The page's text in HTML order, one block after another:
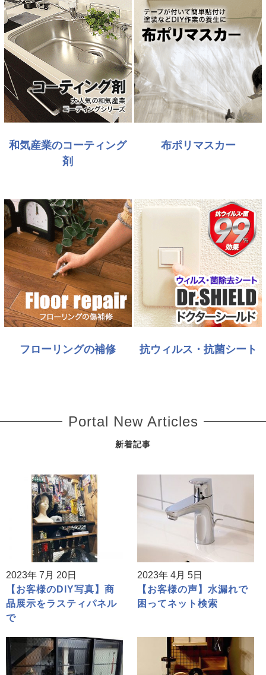
和気産業のコーティング
剤
布ポリマスカー
フローリングの補修 抗ウィルス・抗菌シート
Portal New Articles
新着記事
2023年 7月 20日
【お客様のDIY写真】商
品展示をラスティパネル
で
2023年 4月 5日
【お客様の声】水漏れで
困ってネット検索